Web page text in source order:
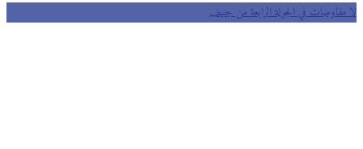
لا مفاوضات في الجولة الرابعة من جنيف